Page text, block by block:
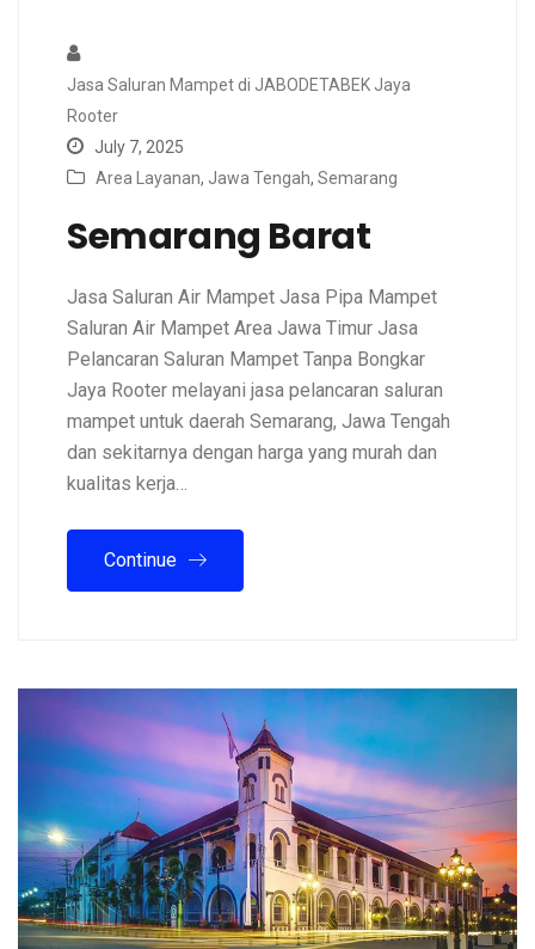
Jasa Saluran Mampet di JABODETABEK Jaya
Rooter
July 7, 2025
Area Layanan, Jawa Tengah, Semarang
Semarang Barat
Jasa Saluran Air Mampet Jasa Pipa Mampet
Saluran Air Mampet Area Jawa Timur Jasa
Pelancaran Saluran Mampet Tanpa Bongkar
Jaya Rooter melayani jasa pelancaran saluran
mampet untuk daerah Semarang, Jawa Tengah
dan sekitarnya dengan harga yang murah dan
kualitas kerja…
Continue